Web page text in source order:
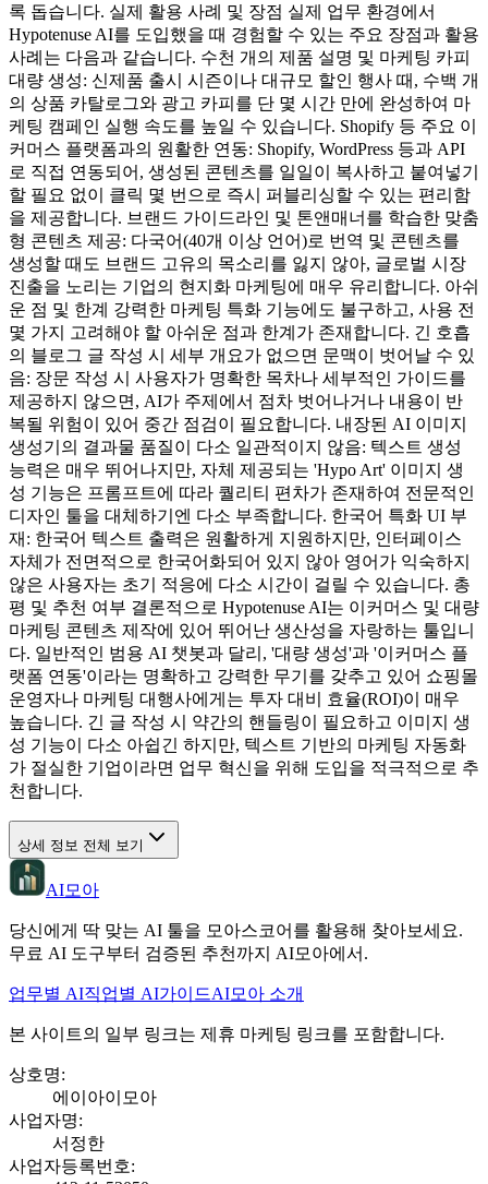
록 돕습니다. 실제 활용 사례 및 장점 실제 업무 환경에서
Hypotenuse AI를 도입했을 때 경험할 수 있는 주요 장점과 활용
사례는 다음과 같습니다. 수천 개의 제품 설명 및 마케팅 카피
대량 생성: 신제품 출시 시즌이나 대규모 할인 행사 때, 수백 개
의 상품 카탈로그와 광고 카피를 단 몇 시간 만에 완성하여 마
케팅 캠페인 실행 속도를 높일 수 있습니다. Shopify 등 주요 이
커머스 플랫폼과의 원활한 연동: Shopify, WordPress 등과 API
로 직접 연동되어, 생성된 콘텐츠를 일일이 복사하고 붙여넣기
할 필요 없이 클릭 몇 번으로 즉시 퍼블리싱할 수 있는 편리함
을 제공합니다. 브랜드 가이드라인 및 톤앤매너를 학습한 맞춤
형 콘텐츠 제공: 다국어(40개 이상 언어)로 번역 및 콘텐츠를
생성할 때도 브랜드 고유의 목소리를 잃지 않아, 글로벌 시장
진출을 노리는 기업의 현지화 마케팅에 매우 유리합니다. 아쉬
운 점 및 한계 강력한 마케팅 특화 기능에도 불구하고, 사용 전
몇 가지 고려해야 할 아쉬운 점과 한계가 존재합니다. 긴 호흡
의 블로그 글 작성 시 세부 개요가 없으면 문맥이 벗어날 수 있
음: 장문 작성 시 사용자가 명확한 목차나 세부적인 가이드를
제공하지 않으면, AI가 주제에서 점차 벗어나거나 내용이 반
복될 위험이 있어 중간 점검이 필요합니다. 내장된 AI 이미지
생성기의 결과물 품질이 다소 일관적이지 않음: 텍스트 생성
능력은 매우 뛰어나지만, 자체 제공되는 'Hypo Art' 이미지 생
성 기능은 프롬프트에 따라 퀄리티 편차가 존재하여 전문적인
디자인 툴을 대체하기엔 다소 부족합니다. 한국어 특화 UI 부
재: 한국어 텍스트 출력은 원활하게 지원하지만, 인터페이스
자체가 전면적으로 한국어화되어 있지 않아 영어가 익숙하지
않은 사용자는 초기 적응에 다소 시간이 걸릴 수 있습니다. 총
평 및 추천 여부 결론적으로 Hypotenuse AI는 이커머스 및 대량
마케팅 콘텐츠 제작에 있어 뛰어난 생산성을 자랑하는 툴입니
다. 일반적인 범용 AI 챗봇과 달리, '대량 생성'과 '이커머스 플
랫폼 연동'이라는 명확하고 강력한 무기를 갖추고 있어 쇼핑몰
운영자나 마케팅 대행사에게는 투자 대비 효율(ROI)이 매우
높습니다. 긴 글 작성 시 약간의 핸들링이 필요하고 이미지 생
성 기능이 다소 아쉽긴 하지만, 텍스트 기반의 마케팅 자동화
가 절실한 기업이라면 업무 혁신을 위해 도입을 적극적으로 추
천합니다.
상세 정보 전체 보기
AI모아
당신에게 딱 맞는 AI 툴을 모아스코어를 활용해 찾아보세요.
무료 AI 도구부터 검증된 추천까지 AI모아에서.
업무별 AI직업별 AI가이드AI모아 소개
본 사이트의 일부 링크는 제휴 마케팅 링크를 포함합니다.
상호명:
에이아이모아
사업자명:
서정한
사업자등록번호: